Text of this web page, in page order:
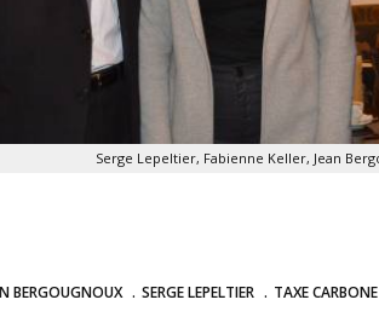
Serge Lepeltier, Fabienne Keller, Jean
BERGOUGNOUX SERGE LEPELTIER TAXE CARBONE